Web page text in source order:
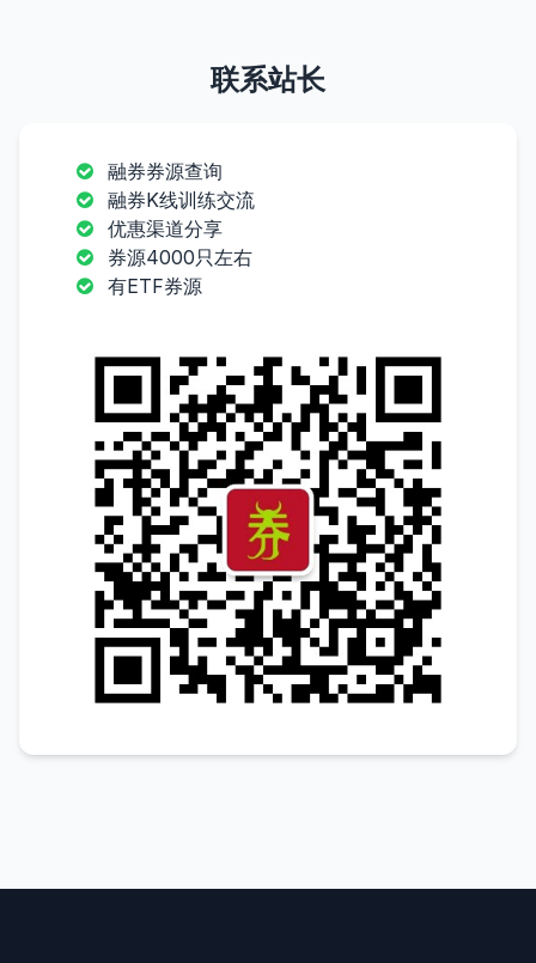
联系站长
融券券源查询
融券K线训练交流
优惠渠道分享
券源4000只左右
有ETF券源